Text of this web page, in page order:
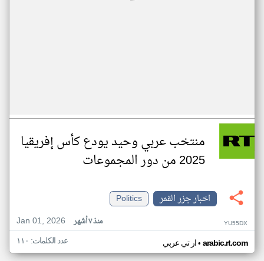
منتخب عربي وحيد يودع كأس إفريقيا
2025 من دور المجموعات
اخبار جزر القمر
Politics
Jan 01, 2026
منذ ٧ أشهر YU55DX
ار تي عربي• arabic.rt.com عدد الكلمات: ١١٠